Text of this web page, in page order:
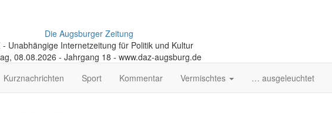
Die Augsburger Zeitung
- Unabhängige Internetzeitung für Politik und Kultur
08.08.2026 - Jahrgang 18 - www.daz-augsburg.de
Kurznachrichten Sport Kommentar Vermischtes … ausgeleuchtet